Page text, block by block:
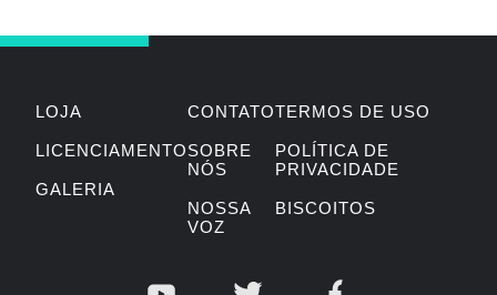
LOJA
LICENCIAMENTO
GALERIA
CONTATO
SOBRE
NÓS
NOSSA
VOZ
TERMOS DE USO
POLÍTICA DE
PRIVACIDADE
BISCOITOS